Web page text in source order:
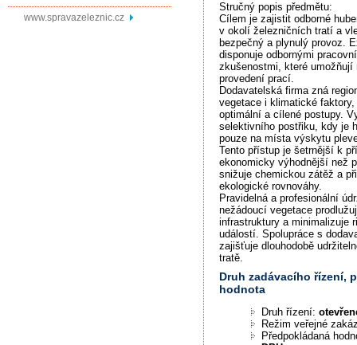
www.spravazeleznic.cz
Stručný popis předmětu:
Cílem je zajistit odborné
v okolí železničních tratí a
bezpečný a plynulý provoz.
disponuje odbornými
zkušenostmi, které umožňují
provedení prací.
Dodavatelská firma zná
vegetace i klimatické
optimální a cílené postupy.
selektivního postřiku, kdy je
pouze na místa výskytu
Tento přístup je šetrnější k
ekonomicky výhodnější než
snižuje chemickou zátěž a
ekologické rovnováhy.
Pravidelná a profesionální
nežádoucí vegetace
infrastruktury a minimalizuje
událostí. Spolupráce s
zajišťuje dlouhodobě
tratě.
Druh zadávacího řízení,
hodnota
Druh řízení:
Režim veřejné
Předpokládaná